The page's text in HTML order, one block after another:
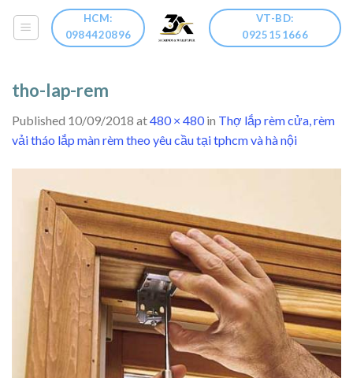
HCM:
0984420896
VT-BD:
0925151666
tho-lap-rem
Published 10/09/2018 at480 × 480in Thợ lắp rèm cửa, rèm
vải tháo lắp màn rèm theo yêu cầu tại tphcm và hà nội